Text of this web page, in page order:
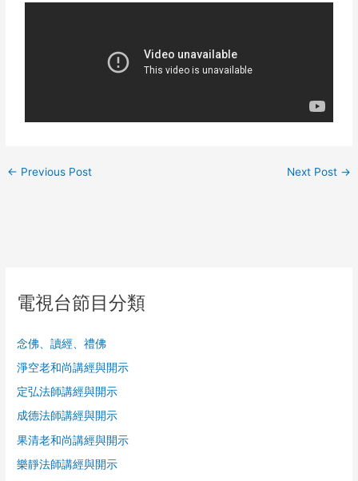
← Previous Post Next Post →
電視台節目分類
念佛、讀經、禮佛
淨空老和尚講經與開示
定弘法師講經與開示
成德法師講經與開示
果清老和尚講經與開示
樂靜法師講經與開示